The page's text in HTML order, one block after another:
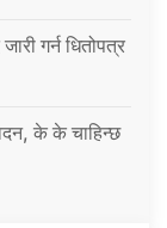
गर्न धितोपत्र
के के चाहिन्छ